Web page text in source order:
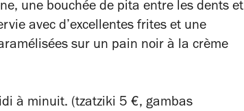
une bouchée de pita entre les dents et
avec d’excellentes frites et une
sur un pain noir à la crème
à minuit. (tzatziki 5 €, gambas